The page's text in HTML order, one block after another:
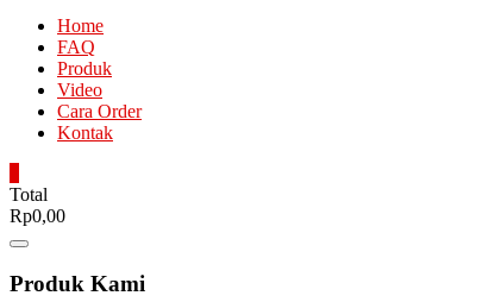
Home
FAQ
Produk
Video
Cara Order
Kontak
Total
Rp0,00
Catalog
Produk Kami